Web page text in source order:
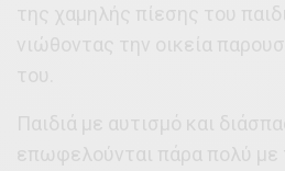
της χαμηλής πίεσης του
νιώθοντας την οικεία
του.
Παιδιά με αυτισμό και
επωφελούνται πάρα πολύ με